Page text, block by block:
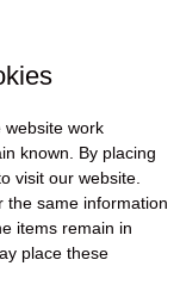
website work
known. By placing
visit our website.
the same information
items remain in
place these